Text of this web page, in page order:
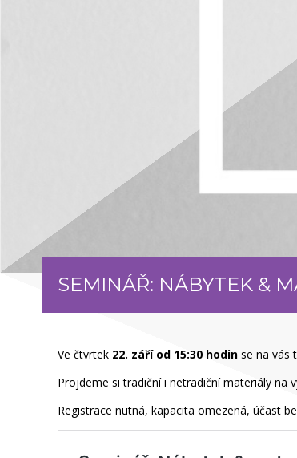
SEMINÁŘ: NÁBYTEK &
Ve čtvrtek 22. září od 15:30 hodin se na vás
Projdeme si tradiční i netradiční materiály na
Registrace nutná, kapacita omezená, účast